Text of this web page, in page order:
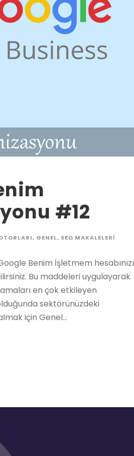
#12
, GENEL, SEO MAKALELERI
Benim İşletmem hesabınızı
Bu maddeleri uygulayarak
en çok etkileyen
sektörünüzdeki
için Genel...